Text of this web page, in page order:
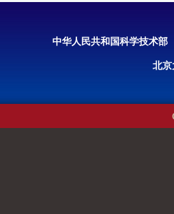
中华人民共和国科学技术部
北京